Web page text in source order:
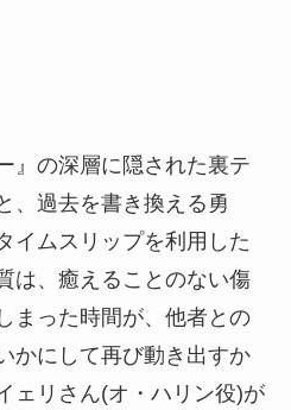
』の深層に隠された裏テ
、過去を書き換える勇
イムスリップを利用した
は、癒えることのない傷
まった時間が、他者との
かにして再び動き出すか
ェリさん(オ・ハリン役)が